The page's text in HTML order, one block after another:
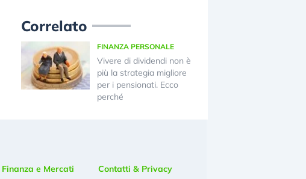
Correlato
FINANZA PERSONALE
Vivere di dividendi non è
più la strategia migliore
per i pensionati. Ecco
perché
Finanza e Mercati Contatti & Privacy